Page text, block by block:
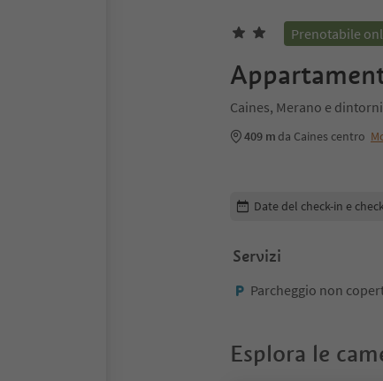
Prenotabile
Caines, Merano e dintorni
409 m da Caines centro
Modifica i dettagli della
Date del check-in e
Servizi
Parcheggio non
Esplora le